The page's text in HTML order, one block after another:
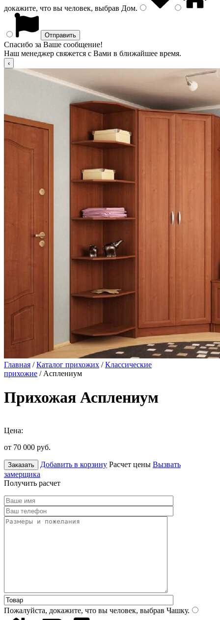
докажите, что вы человек, выбрав Дом.
Спасибо за Ваше сообщение!
Наш менеджер свяжется с Вами в ближайшее время.
Главная /Каталог прихожих /Классические
прихожие / Асплениум
Прихожая Асплениум
Цена:
от 70 000 руб.
Заказать Добавить в корзину Расчет цены Вызвать
замерщика
Получить расчет
Пожалуйста, докажите, что вы человек, выбрав Чашку.